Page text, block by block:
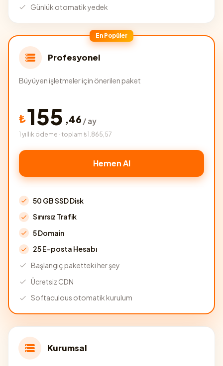
Günlük otomatik yedek
En Popüler
Profesyonel
Büyüyen işletmeler için önerilen paket
₺155 ,46 / ay
1 yıllık ödeme · toplam ₺1.865,57
Hemen Al
50 GB SSD Disk
Sınırsız Trafik
5 Domain
25 E-posta Hesabı
Başlangıç paketteki her şey
Ücretsiz CDN
Softaculous otomatik kurulum
Kurumsal